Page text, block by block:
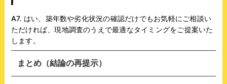
A7. はい、築年数や劣化状況の確認だけでもお気軽にご相談い
ただければ、現地調査のうえで最適なタイミングをご提案いた
します。
まとめ（結論の再提示）